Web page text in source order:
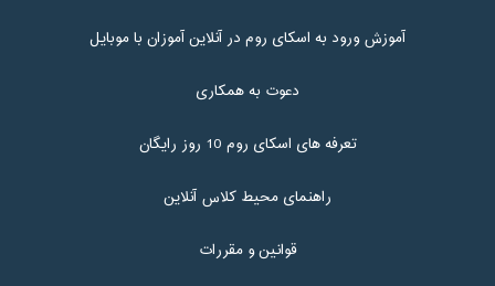
آموزش ورود به اسکای روم در آنلاین آموزان با موبایل
دعوت به همکاری
تعرفه های اسکای روم 10 روز رایگان
راهنمای محیط کلاس آنلاین
قوانین و مقررات